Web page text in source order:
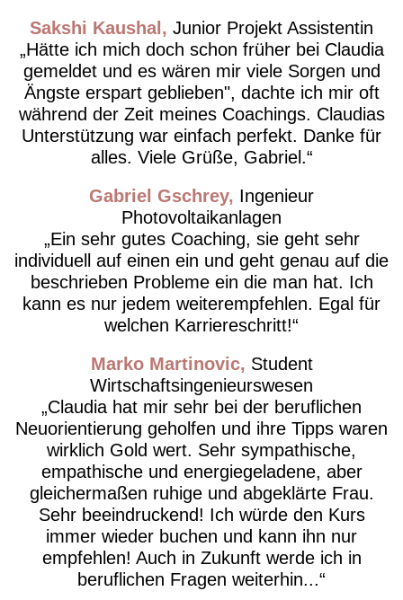
Sakshi Kaushal
Junior Projekt Assistentin
Hätte ich mich doch schon früher bei Claudia
gemeldet und es wären mir viele Sorgen und
Ängste erspart geblieben", dachte ich mir oft
während der Zeit meines Coachings. Claudias
Unterstützung war einfach perfekt. Danke für
alles. Viele Grüße, Gabriel.
Gabriel Gschrey Ingenieur
Photovoltaikanlagen
Ein sehr gutes Coaching, sie geht sehr
individuell auf einen ein und geht genau auf die
beschrieben Probleme ein die man hat. Ich
kann es nur jedem weiterempfehlen. Egal für
welchen Karriereschritt!
Marko Martinovic
Student
Wirtschaftsingenieurswesen
Claudia hat mir sehr bei der beruflichen
Neuorientierung geholfen und ihre Tipps waren
wirklich Gold wert. Sehr sympathische,
empathische und energiegeladene, aber
gleichermaßen ruhige und abgeklärte Frau.
Sehr beeindruckend! Ich würde den Kurs
immer wieder buchen und kann ihn nur
empfehlen! Auch in Zukunft werde ich in
beruflichen Fragen weiterhin...